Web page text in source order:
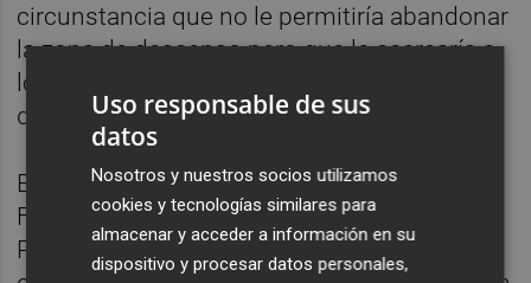
circunstancia que no le permitiría abandonar
la zona de descenso pero que le acercaría a
los puestos de permanencia en Primera
división.
El entrenador del Levante, Joan Francesc
Ferrer 'Rubi', sólo tiene la baja por lesión de
Pedro López, que se recupera de un
Uso responsable de sus
datos
Nosotros y nuestros socios utilizamos
cookies y tecnologías similares para
almacenar y acceder a información en su
dispositivo y procesar datos personales,